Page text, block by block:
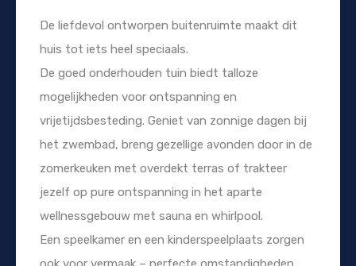
De liefdevol ontworpen buitenruimte maakt dit
huis tot iets heel speciaals.
De goed onderhouden tuin biedt talloze
mogelijkheden voor ontspanning en
vrijetijdsbesteding. Geniet van zonnige dagen bij
het zwembad, breng gezellige avonden door in de
zomerkeuken met overdekt terras of trakteer
jezelf op pure ontspanning in het aparte
wellnessgebouw met sauna en whirlpool.
Een speelkamer en een kinderspeelplaats zorgen